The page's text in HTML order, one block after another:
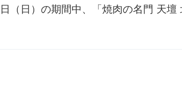
（日）の期間中、「焼肉の名門 天